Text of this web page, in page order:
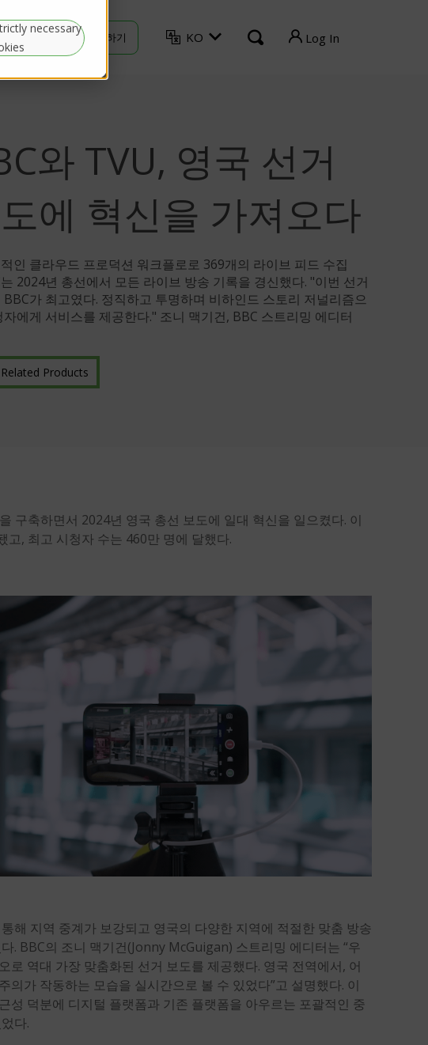
necessary
글로벌 대여 연락하기 KO Log In
TVU Gridlink
TVU MediaSource
TVU Search
TVU Channel
와 TVU, 영국 선거
에 혁신을 가져오다
인 클라우드 프로덕션 워크플로로 369개의 라이브 피드 수집
2024년 총선에서 모든 라이브 방송 기록을 경신했다. "이번 선거
BBC가 최고였다. 정직하고 투명하며 비하인드 스토리 저널리즘으
자에게 서비스를 제공한다." 조니 맥기건, BBC 스트리밍 에디터
Products
축하면서 2024년 영국 총선 보도에 일대 혁신을 일으켰다. 이
, 최고 시청자 수는 460만 명에 달했다.
해 지역 중계가 보강되고 영국의 다양한 지역에 적절한 맞춤 방송
. BBC의 조니 맥기건(Jonny McGuigan) 스트리밍 에디터는 “우
로 역대 가장 맞춤화된 선거 보도를 제공했다. 영국 전역에서, 어
의가 작동하는 모습을 실시간으로 볼 수 있었다”고 설명했다. 이
성 덕분에 디지털 플랫폼과 기존 플랫폼을 아우르는 포괄적인 중
다.